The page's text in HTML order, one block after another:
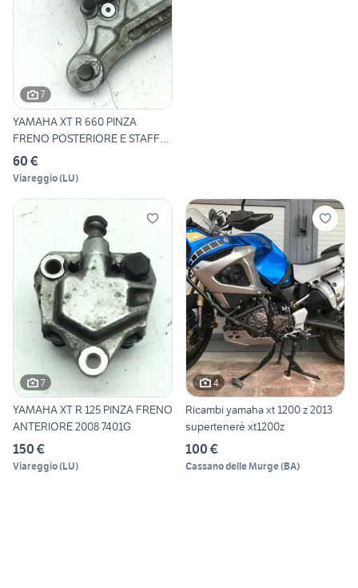
7
YAMAHA XT R 660 PINZA
FRENO POSTERIORE E STAFFA
20
60 €
Viareggio(LU)
7
YAMAHA XT R 125 PINZA FRENO
ANTERIORE 2008 7401G
150 €
Viareggio(LU)
4
Ricambi yamaha xt 1200 z 2013
supertenerè xt1200z
100 €
Cassano delle Murge(BA)